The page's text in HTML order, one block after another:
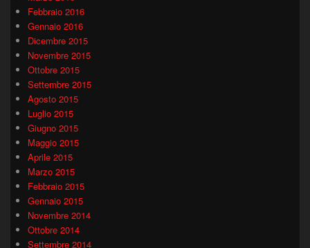
Febbraio 2016
Gennaio 2016
Dicembre 2015
Novembre 2015
Ottobre 2015
Settembre 2015
Agosto 2015
Luglio 2015
Giugno 2015
Maggio 2015
Aprile 2015
Marzo 2015
Febbraio 2015
Gennaio 2015
Novembre 2014
Ottobre 2014
Settembre 2014